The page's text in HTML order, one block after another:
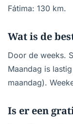
Fátima: 130 km.
Wat is de
Door de weeks.
Maandag is
maandag).
Is er een